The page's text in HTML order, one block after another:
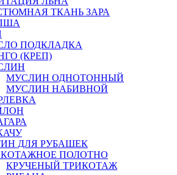
ТКАНЬ ЗАРА
ПОДКЛАДКА
(КРЕП)
МУСЛИН ОДНОТОННЫЙ
МУСЛИН НАБИВНОЙ
ДЛЯ РУБАШЕК
ПОЛОТНО
КРУЧЕНЫЙ ТРИКОТАЖ